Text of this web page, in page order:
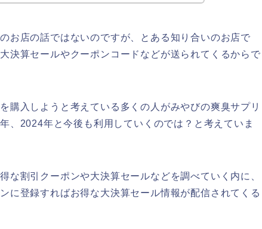
お店の話ではないのですが、とある知り合いのお店で
決算セールやクーポンコードなどが送られてくるからで
購入しようと考えている多くの人がみやびの爽臭サプリ
、2024年と今後も利用していくのでは？と考えていま
な割引クーポンや大決算セールなどを調べていく内に、
に登録すればお得な大決算セール情報が配信されてくる